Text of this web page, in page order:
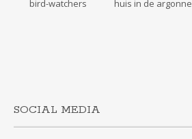
bird-watchers huis in de argonne
SOCIAL MEDIA